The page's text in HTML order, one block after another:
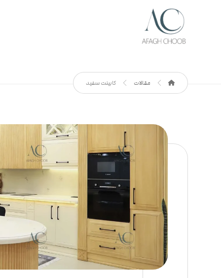
مقالات کابینت سفید